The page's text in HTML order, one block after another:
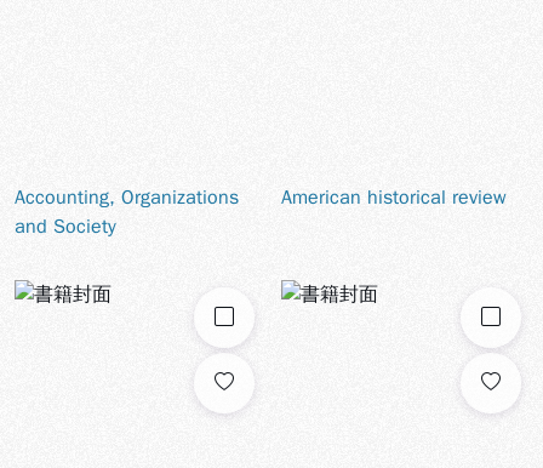
Accounting, Organizations
and Society
American historical review
勾選 勾選